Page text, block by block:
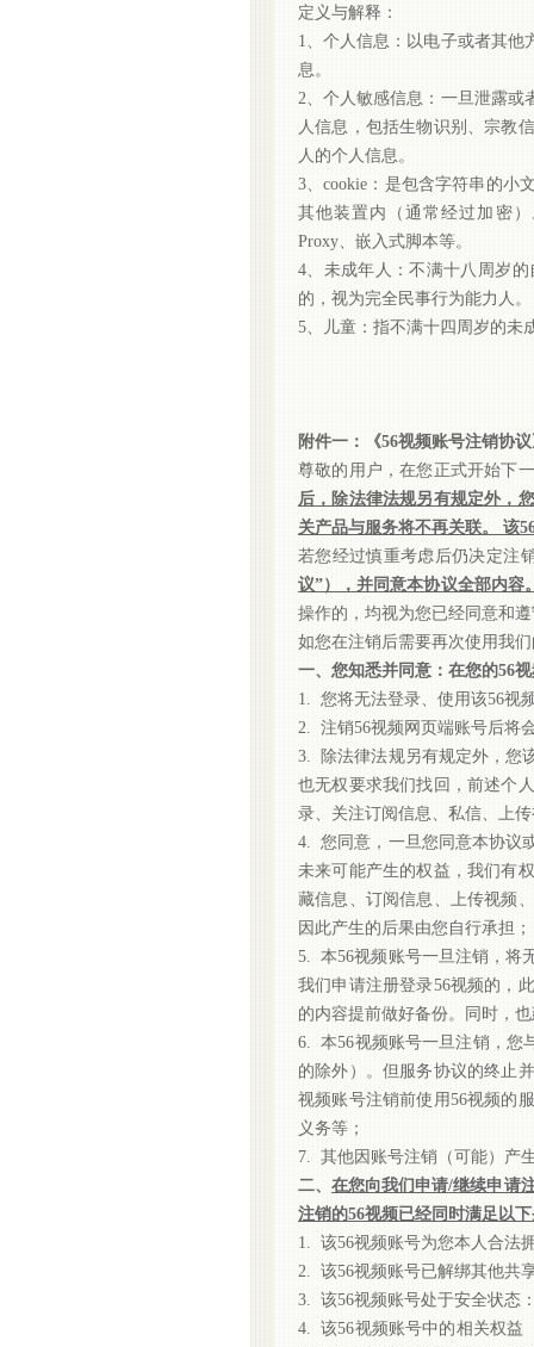
定义与解释：
1、个人信息：以电子或者其他
息。
2、个人敏感信息：一旦泄露或
人信息，包括生物识别、宗教
人的个人信息。
3、cookie：是包含字符串的小
其他装置内（通常经过加密）
Proxy、嵌入式脚本等。
4、未成年人：不满十八周岁
的，视为完全民事行为能力人。
5、儿童：指不满十四周岁的未
附件一：《56视频账号注销协
尊敬的用户，在您正式开始下
后，除法律法规另有规定外，
关产品与服务将不再关联。 该
若您经过慎重考虑后仍决定注
议”），并同意本协议全部内容
操作的，均视为您已经同意和
如您在注销后需要再次使用我
一、您知悉并同意：在您的56
1. 您将无法登录、使用该56视
2. 注销56视频网页端账号后将
3. 除法律法规另有规定外，您
也无权要求我们找回，前述个
录、关注订阅信息、私信、上
4. 您同意，一旦您同意本协议
未来可能产生的权益，我们有
藏信息、订阅信息、上传视频
因此产生的后果由您自行承担
5. 本56视频账号一旦注销，将
我们申请注册登录56视频的，
的内容提前做好备份。同时，
6. 本56视频账号一旦注销，您
的除外）。但服务协议的终止
视频账号注销前使用56视频的
义务等；
7. 其他因账号注销（可能）产
二、在您向我们申请/继续申请
注销的56视频已经同时满足以
1. 该56视频账号为您本人合法
2. 该56视频账号已解绑其他共
3. 该56视频账号处于安全状态
4. 该56视频账号中的相关权益